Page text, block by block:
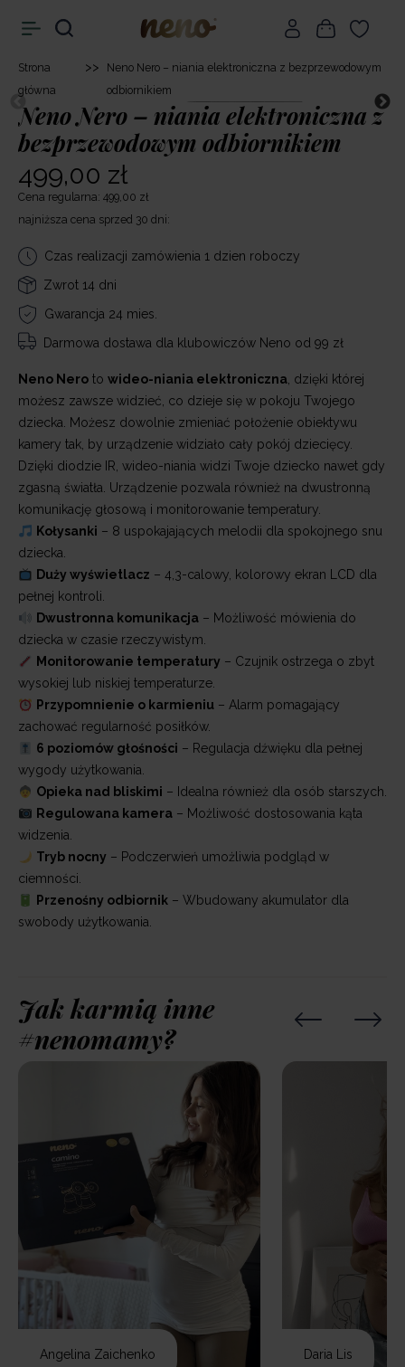
Strona
główna
>>
Neno Nero – niania elektroniczna z bezprzewodowym
odbiornikiem
Neno Nero – niania elektroniczna z
bezprzewodowym odbiornikiem
499,00 zł
Cena regularna: 499,00 zł
najniższa cena sprzed 30 dni:
Czas realizacji zamówienia 1 dzien roboczy
Zwrot 14 dni
Gwarancja 24 mies.
Darmowa dostawa dla klubowiczów Neno od 99 zł
Neno Nero to wideo-niania elektroniczna, dzięki której
możesz zawsze widzieć, co dzieje się w pokoju Twojego
dziecka. Możesz dowolnie zmieniać położenie obiektywu
kamery tak, by urządzenie widziało cały pokój dziecięcy.
Dzięki diodzie IR, wideo-niania widzi Twoje dziecko nawet gdy
zgasną światła. Urządzenie pozwala również na dwustronną
komunikację głosową i monitorowanie temperatury.
Kołysanki – 8 uspokajających melodii dla spokojnego snu
dziecka.
Duży wyświetlacz – 4,3-calowy, kolorowy ekran LCD dla
pełnej kontroli.
Dwustronna komunikacja– Możliwość mówienia do
dziecka w czasie rzeczywistym.
Monitorowanie temperatury – Czujnik ostrzega o zbyt
wysokiej lub niskiej temperaturze.
Przypomnienie o karmieniu– Alarm pomagający
zachować regularność posiłków.
6 poziomów głośności – Regulacja dźwięku dla pełnej
wygody użytkowania.
Opieka nad bliskimi – Idealna również dla osób starszych.
Regulowana kamera– Możliwość dostosowania kąta
widzenia.
Tryb nocny – Podczerwień umożliwia podgląd w
ciemności.
Przenośny odbiornik– Wbudowany akumulator dla
swobody użytkowania.
Jak karmią inne
#nenomamy?
Angelina Zaichenko Daria Lis